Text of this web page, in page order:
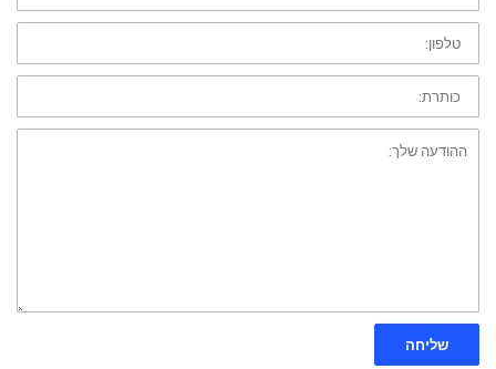
טלפון:
כותרת:
ההודעה
שלך:
שליחה